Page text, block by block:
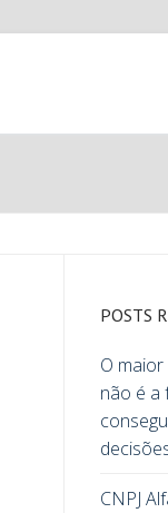
POSTS
O
não é a
CNPJ